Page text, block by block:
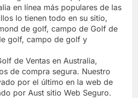
en línea más populares de las
lo tienen todo en su sitio,
de golf, campo de Golf de
golf, campo de golf y
de Ventas en Australia,
de compra segura. Nuestro
por el último en la web de
por Aust sitio Web Seguro.